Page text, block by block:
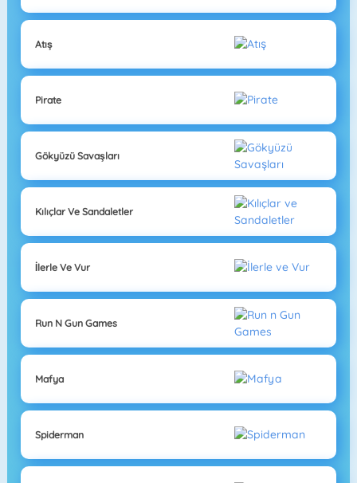
Atış
Pirate
Gökyüzü Savaşları
Kılıçlar Ve Sandaletler
İlerle Ve Vur
Run N Gun Games
Mafya
Spiderman